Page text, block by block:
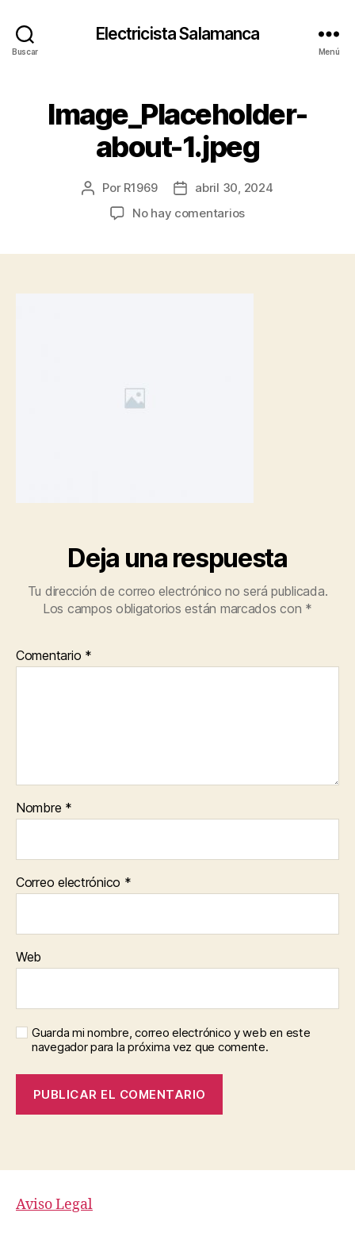
Buscar
Electricista Salamanca
Menú
Image_Placeholder-
about-1.jpeg
Autor
Por R1969
Fechaabril 30, 2024
No hay comentariosen
Deja una respuesta
Tu dirección de correo electrónico no será publicada.
Los campos obligatorios están marcados con *
Comentario *
Nombre *
Correo electrónico *
Web
Guarda mi nombre, correo electrónico y web en este
navegador para la próxima vez que comente.
Aviso Legal